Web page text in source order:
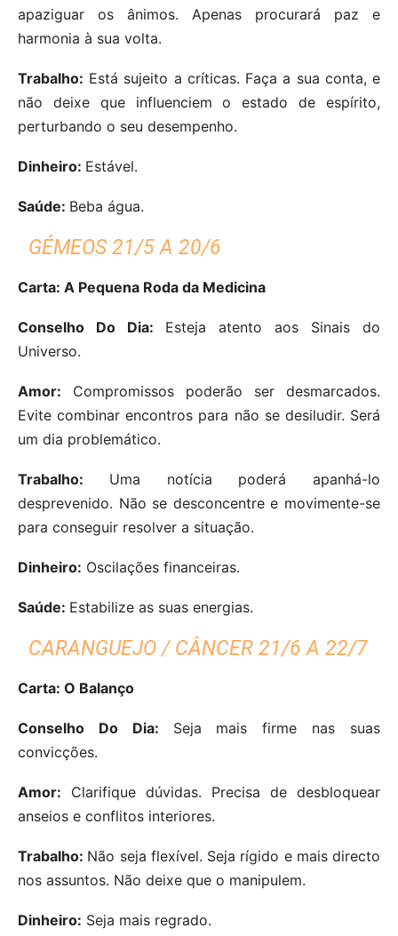
apaziguar os ânimos. Apenas procurará paz e
harmonia à sua volta.
Trabalho: Está sujeito a críticas. Faça a sua conta, e
não deixe que influenciem o estado de espírito,
perturbando o seu desempenho.
Dinheiro: Estável.
Saúde: Beba água.
GÉMEOS 21/5 A 20/6
Carta: A Pequena Roda da Medicina
Conselho Do Dia: Esteja atento aos Sinais do
Universo.
Amor: Compromissos poderão ser desmarcados.
Evite combinar encontros para não se desiludir. Será
um dia problemático.
Trabalho: Uma notícia poderá apanhá-lo
desprevenido. Não se desconcentre e movimente-se
para conseguir resolver a situação.
Dinheiro: Oscilações financeiras.
Saúde: Estabilize as suas energias.
CARANGUEJO / CÂNCER 21/6 A 22/7
Carta: O Balanço
Conselho Do Dia: Seja mais firme nas suas
convicções.
Amor: Clarifique dúvidas. Precisa de desbloquear
anseios e conflitos interiores.
Trabalho: Não seja flexível. Seja rígido e mais directo
nos assuntos. Não deixe que o manipulem.
Dinheiro: Seja mais regrado.